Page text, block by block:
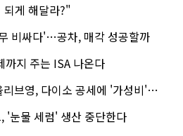
게 해달라?"
비싸다'…공차, 매각 성공할까
까지 주는 ISA 나온다
영, 다이소 공세에 '가성비'로 맞불
, '눈물 세럼' 생산 중단한다